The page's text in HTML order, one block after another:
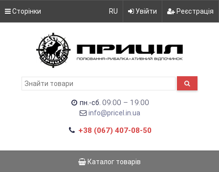
Сторінки RU Увійти Реєстрація
пн.-сб. 09:00 – 19:00
info@pricel.in.ua
+38 (067) 407-08-50
Каталог товарів